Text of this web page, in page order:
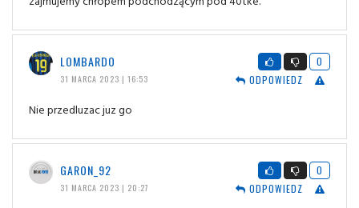
LOMBARDO
31 MARCA 2023 | 16:53
0
ODPOWIEDZ
Nie przedluzac juz go
GARON_92
31 MARCA 2023 | 20:27
0
ODPOWIEDZ